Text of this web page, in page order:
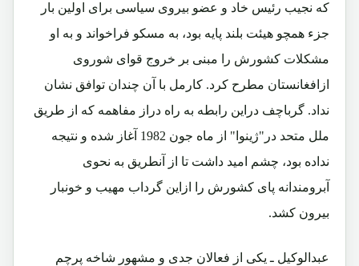
که نجیب رئیس خاد و عضو بیروی سیاسی برای اولین بار
جزء همچو هیئت بلند پایه بود، به مسکو فراخواند و به او
مشکلات کشورش را مبنی بر خروج قوای شوروی
ازافغانستان مطرح کرد. کارمل با آن چندان توافق نشان
نداد. گرباچف دراین رابطه به راه دراز مفاهمه که از طریق
ملل متحد در"ژینوا" از ماه جون 1982 آغاز شده و نتیجه
نداده بود، چشم امید داشت تا از آنطریق به نحوی
آبرومندانه پای کشورش را ازاین گرداب مهیب و خونبار
بیرون کشد.
عبدالوکیل ـ یکی از فعالان جدی و مشهور شاخه پرچم